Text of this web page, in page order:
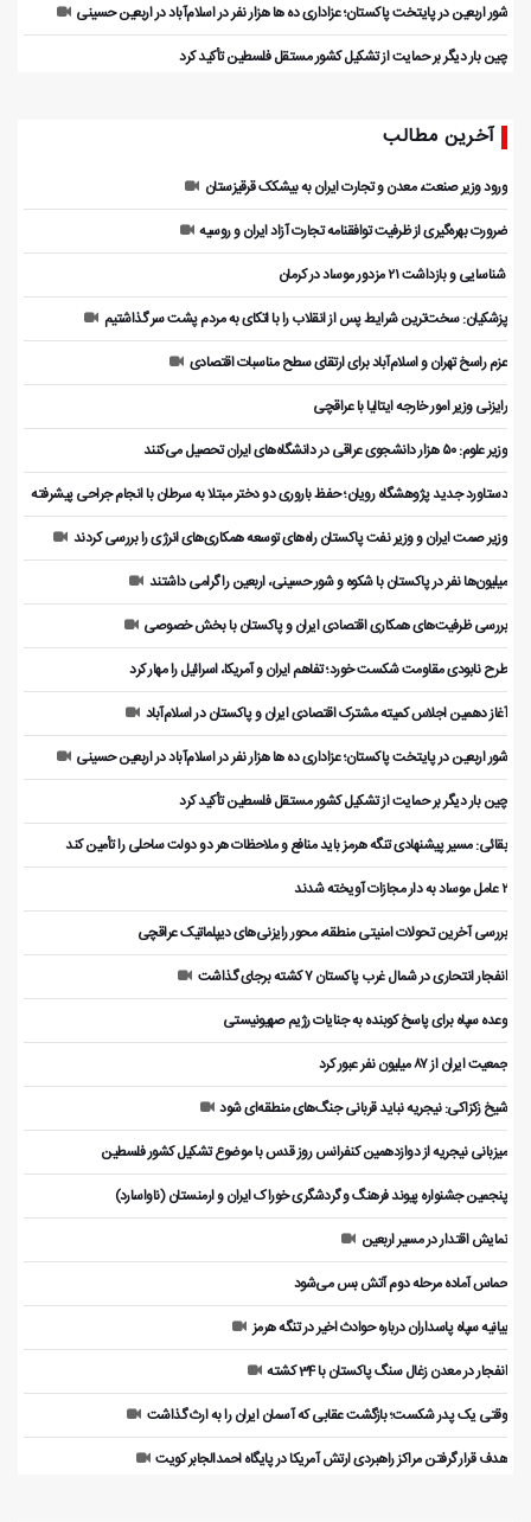
شور اربعین در پایتخت پاکستان؛ عزاداری ده ها هزار نفر در اسلام‌آباد در اربعین حسینی
چین بار دیگر بر حمایت از تشکیل کشور مستقل فلسطین تأکید کرد
آخرین مطالب
ورود وزیر صنعت، معدن و تجارت ایران به بیشکک قرقیزستان
ضرورت بهره‌گیری از ظرفیت توافقنامه تجارت آزاد ایران و روسیه
️ شناسایی و بازداشت ۲۱ مزدور موساد در کرمان
پزشکیان: سخت‌ترین شرایط پس از انقلاب را با اتکای به مردم پشت سر گذاشتیم
عزم راسخ تهران و اسلام‌آباد برای ارتقای سطح مناسبات اقتصادی
رایزنی وزیر امور خارجه ایتالیا با عراقچی
وزیر علوم: ۵۰ هزار دانشجوی عراقی در دانشگاه‌های ایران تحصیل می‌کنند
دستاورد جدید پژوهشگاه رویان؛ حفظ باروری دو دختر مبتلا به سرطان با انجام جراحی پیشرفته
وزیر صمت ایران و وزیر نفت پاکستان راه‌های توسعه همکاری‌های انرژی را بررسی کردند
میلیون‌ها نفر در پاکستان با شکوه و شور حسینی، اربعین را گرامی داشتند
بررسی ظرفیت‌های همکاری اقتصادی ایران و پاکستان با بخش خصوصی
طرح نابودی مقاومت شکست خورد؛ تفاهم ایران و آمریکا، اسرائیل را مهار کرد
آغاز دهمین اجلاس کمیته مشترک اقتصادی ایران و پاکستان در اسلام‌آباد
شور اربعین در پایتخت پاکستان؛ عزاداری ده ها هزار نفر در اسلام‌آباد در اربعین حسینی
چین بار دیگر بر حمایت از تشکیل کشور مستقل فلسطین تأکید کرد
بقائی: مسیر پیشنهادی تنگه هرمز باید منافع و ملاحظات هر دو دولت ساحلی را تأمین کند
۲ عامل موساد به دار مجازات آویخته شدند
بررسی آخرین تحولات امنیتی منطقه، محور رایزنی‌های دیپلماتیک عراقچی
انفجار انتحاری در شمال غرب پاکستان ۷ کشته برجای گذاشت
وعده سپاه برای پاسخ کوبنده به جنایات رژیم صهیونیستی
جمعیت ایران از ۸۷ میلیون نفر عبور کرد
شیخ زکزاکی: نیجریه نباید قربانی جنگ‌های منطقه‌ای شود
میزبانی نیجریه از دوازدهمین کنفرانس روز قدس با موضوع تشکیل کشور فلسطین
پنجمین جشنواره پیوند فرهنگ و گردشگر‌ی خوراک ایران و ارمنستان (ناواسارد)
نمایش اقتدار در مسیر اربعین
حماس آماده مرحله دوم آتش بس می‌شود
بیانیه سپاه پاسداران درباره حوادث اخیر در تنگه هرمز
انفجار در معدن زغال سنگ پاکستان با 34 کشته
وقتی یک پدر شکست؛ بازگشت عقابی که آسمان ایران را به ارث گذاشت
هدف قرار گرفتن مراکز راهبردی ارتش آمریکا در پایگاه احمدالجابر کویت